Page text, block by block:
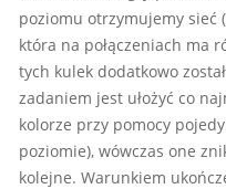
poziomu otrzymujemy sieć
która na połączeniach ma
tych kulek dodatkowo
zadaniem jest ułożyć co
kolorze przy pomocy
poziomie), wówczas one
kolejne. Warunkiem